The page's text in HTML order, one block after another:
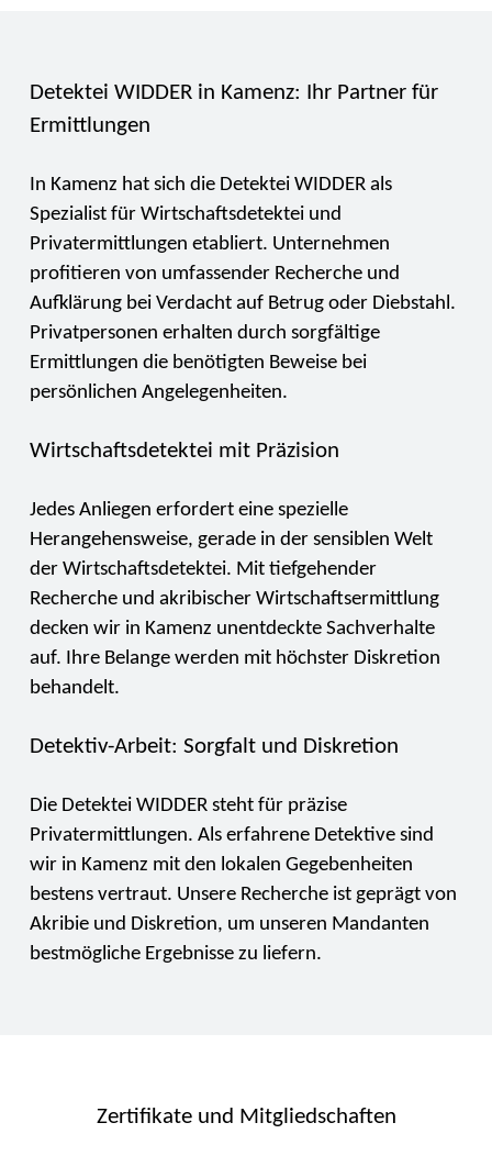
Detektei WIDDER in Kamenz: Ihr Partner für
Ermittlungen
In Kamenz hat sich die Detektei WIDDER als
Spezialist für Wirtschaftsdetektei und
Privatermittlungen etabliert. Unternehmen
profitieren von umfassender Recherche und
Aufklärung bei Verdacht auf Betrug oder Diebstahl.
Privatpersonen erhalten durch sorgfältige
Ermittlungen die benötigten Beweise bei
persönlichen Angelegenheiten.
Wirtschaftsdetektei mit Präzision
Jedes Anliegen erfordert eine spezielle
Herangehensweise, gerade in der sensiblen Welt
der Wirtschaftsdetektei. Mit tiefgehender
Recherche und akribischer Wirtschaftsermittlung
decken wir in Kamenz unentdeckte Sachverhalte
auf. Ihre Belange werden mit höchster Diskretion
behandelt.
Detektiv-Arbeit: Sorgfalt und Diskretion
Die Detektei WIDDER steht für präzise
Privatermittlungen. Als erfahrene Detektive sind
wir in Kamenz mit den lokalen Gegebenheiten
bestens vertraut. Unsere Recherche ist geprägt von
Akribie und Diskretion, um unseren Mandanten
bestmögliche Ergebnisse zu liefern.
Zertifikate und Mitgliedschaften